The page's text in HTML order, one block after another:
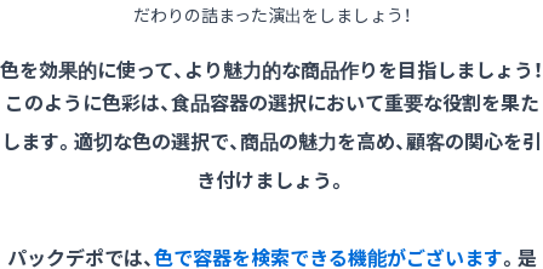
だわりの詰まった演出をしましょう！
色を効果的に使って、より魅力的な商品作りを目指しましょう！
このように色彩は、食品容器の選択において重要な役割を果た
します。適切な色の選択で、商品の魅力を高め、顧客の関心を引
き付けましょう。
パックデポでは、色で容器を検索できる機能がございます。是